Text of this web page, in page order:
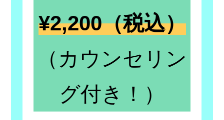
¥2,200（税込）
（カウンセリン
グ付き！）